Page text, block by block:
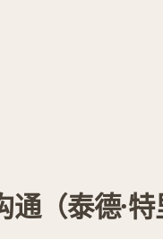
（泰德·